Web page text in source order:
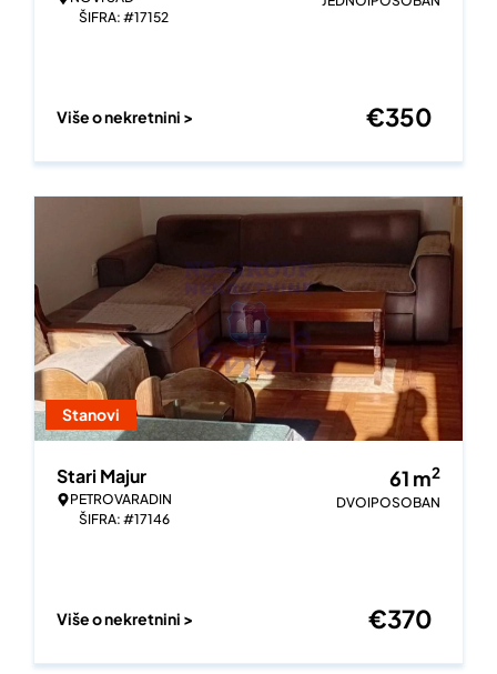
ŠIFRA: #17152
Više o nekretnini > €350
Stanovi
Stari Majur
PETROVARADIN
ŠIFRA: #17146
61 m2
DVOIPOSOBAN
Više o nekretnini > €370